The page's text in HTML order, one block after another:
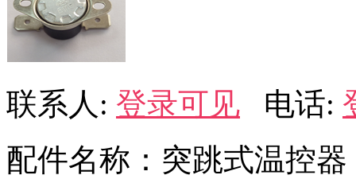
联系人: 登录可见 电话:
配件名称：突跳式温控器